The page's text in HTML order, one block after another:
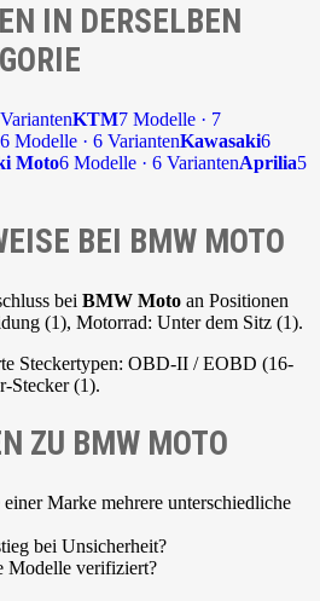
IN DERSELBEN
KTM7 Modelle · 7
6 Modelle · 6 VariantenKawasaki6
Moto6 Modelle · 6 VariantenAprilia5
BEI BMW MOTO
bei BMW Moto an Positionen
(1), Motorrad: Unter dem Sitz (1).
Steckertypen: OBD-II / EOBD (16-
Stecker (1).
ZU BMW MOTO
Marke mehrere unterschiedliche
bei Unsicherheit?
Modelle verifiziert?